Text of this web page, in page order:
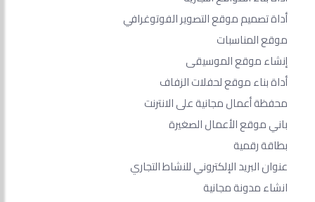
أداة تصميم موقع التصوير الفوتوغرافي
موقع المناسبات
إنشاء موقع الموسيقى
أداة بناء موقع لحفلات الزفاف
محفظة أعمال مجانية على الانترنت
باني موقع الأعمال الصغيرة
بطاقة رقمية
عنوان البريد الإلكتروني للنشاط التجاري
انشاء مدونة مجانية